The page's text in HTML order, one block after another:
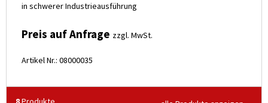
in schwerer Industrieausführung
Preis auf Anfrage zzgl. MwSt.
Artikel Nr.: 08000035